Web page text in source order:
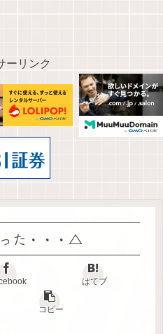
ーリンク
た・・・△
はてブ
コピー